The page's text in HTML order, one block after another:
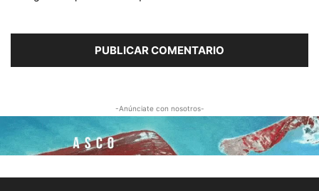
-Anúnciate con nosotros-